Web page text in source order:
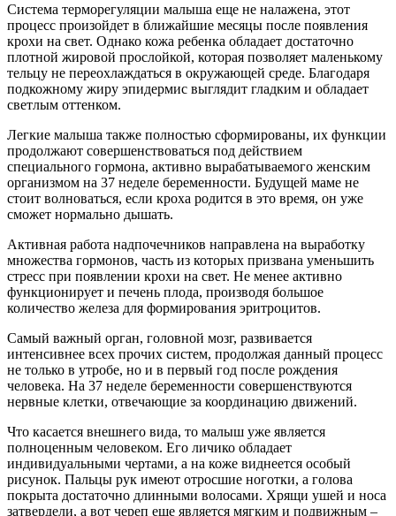
Система терморегуляции малыша еще не налажена, этот
процесс произойдет в ближайшие месяцы после появления
крохи на свет. Однако кожа ребенка обладает достаточно
плотной жировой прослойкой, которая позволяет маленькому
тельцу не переохлаждаться в окружающей среде. Благодаря
подкожному жиру эпидермис выглядит гладким и обладает
светлым оттенком.
Легкие малыша также полностью сформированы, их функции
продолжают совершенствоваться под действием
специального гормона, активно вырабатываемого женским
организмом на 37 неделе беременности. Будущей маме не
стоит волноваться, если кроха родится в это время, он уже
сможет нормально дышать.
Активная работа надпочечников направлена на выработку
множества гормонов, часть из которых призвана уменьшить
стресс при появлении крохи на свет. Не менее активно
функционирует и печень плода, производя большое
количество железа для формирования эритроцитов.
Самый важный орган, головной мозг, развивается
интенсивнее всех прочих систем, продолжая данный процесс
не только в утробе, но и в первый год после рождения
человека. На 37 неделе беременности совершенствуются
нервные клетки, отвечающие за координацию движений.
Что касается внешнего вида, то малыш уже является
полноценным человеком. Его личико обладает
индивидуальными чертами, а на коже виднеется особый
рисунок. Пальцы рук имеют отросшие ноготки, а голова
покрыта достаточно длинными волосами. Хрящи ушей и носа
затвердели, а вот череп еще является мягким и подвижным –